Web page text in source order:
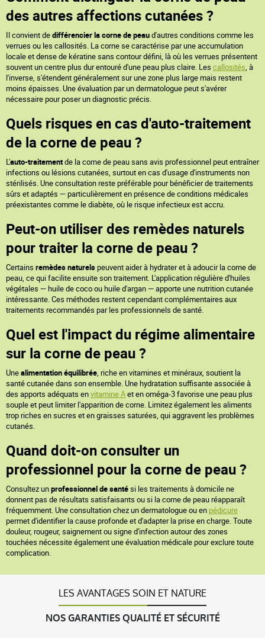
des autres affections cutanées ?
Il convient dedifférencier la corne de peaud'autres conditions comme les
verrues ou les callosités. La corne se caractérise par une accumulation
locale et dense de kératine sans contour défini, là où les verrues présentent
souvent un centre plus dur entouré d'une peau plus claire. Les callosités, à
l'inverse, s'étendent généralement sur une zone plus large mais restent
moins épaisses. Une évaluation par un dermatologue peut s'avérer
nécessaire pour poser un diagnostic précis.
Quels risques en cas d'auto-traitement
de la corne de peau ?
L'auto-traitementde la corne de peau sans avis professionnel peut entraîner
infections ou lésions cutanées, surtout en cas d'usage d'instruments non
stérilisés. Une consultation reste préférable pour bénéficier de traitements
sûrs et adaptés — particulièrement en présence de conditions médicales
préexistantes comme le diabète, où le risque infectieux est accru.
Peut-on utiliser des remèdes naturels
pour traiter la corne de peau ?
Certains remèdes naturelspeuvent aider à hydrater et à adoucir la corne de
peau, ce qui facilite ensuite son traitement. L'application régulière d'huiles
végétales — huile de coco ou huile d'argan — apporte une nutrition cutanée
intéressante. Ces méthodes restent cependant complémentaires aux
traitements recommandés par les professionnels de santé.
Quel est l'impact du régime alimentaire
sur la corne de peau ?
Unealimentation équilibrée, riche en vitamines et minéraux, soutient la
santé cutanée dans son ensemble. Une hydratation suffisante associée à
des apports adéquats envitamine Aet en oméga-3 favorise une peau plus
souple et peut limiter l'apparition de corne. Limitez également les aliments
trop riches en sucres et en graisses saturées, qui aggravent les problèmes
cutanés.
Quand doit-on consulter un
professionnel pour la corne de peau ?
Consultez unprofessionnel de santési les traitements à domicile ne
donnent pas de résultats satisfaisants ou si la corne de peau réapparaît
fréquemment. Une consultation chez un dermatologue ou en pédicure
permet d'identifier la cause profonde et d'adapter la prise en charge. Toute
douleur, rougeur, saignement ou signe d'infection autour des zones
touchées nécessite également une évaluation médicale pour exclure toute
complication.
LES AVANTAGES SOIN ET NATURE
NOS GARANTIES QUALITÉ ET SÉCURITÉ